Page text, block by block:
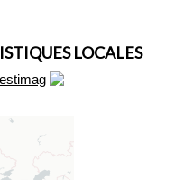
LOCALES